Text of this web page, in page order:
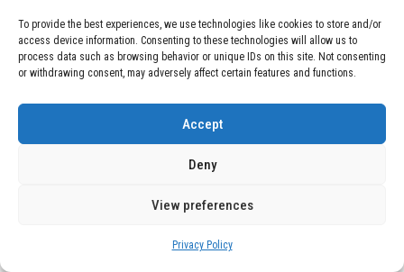
To provide the best experiences, we use technologies like cookies to store and/or
access device information. Consenting to these technologies will allow us to
process data such as browsing behavior or unique IDs on this site. Not consenting
or withdrawing consent, may adversely affect certain features and functions.
Accept
Deny
View preferences
Privacy Policy
BLOG December 24, 2025
Devastadora Explosión en Residencia
de Ancianos de Pensilvania Deja al
Menos Dos Víctimas Fatales
DEAL OF THE MONTH
Vídeo impactante: BYD revela en
en apenas 5 minutos de carga